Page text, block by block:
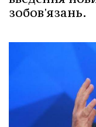
зобов'язань.